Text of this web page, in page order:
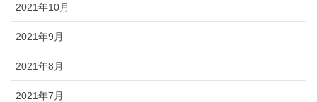
2021年10月
2021年9月
2021年8月
2021年7月